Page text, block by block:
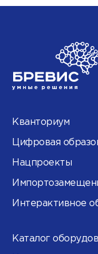
Кванториум
Цифровая
Нацпроекты
Интерактивное
Каталог